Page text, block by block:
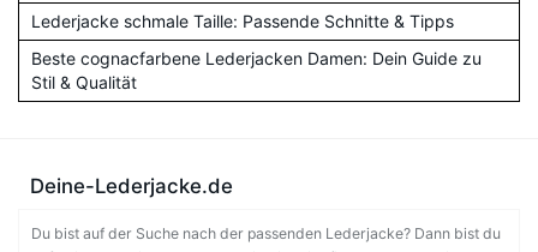
Lederjacke schmale Taille: Passende Schnitte & Tipps
Beste cognacfarbene Lederjacken Damen: Dein Guide zu
Stil & Qualität
Deine-Lederjacke.de
Du bist auf der Suche nach der passenden Lederjacke? Dann bist du